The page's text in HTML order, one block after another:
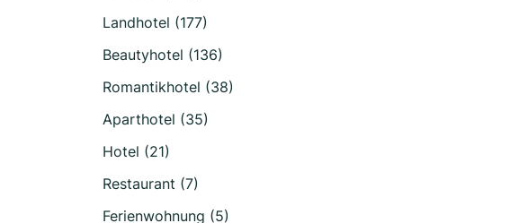
Landhotel (177)
Beautyhotel (136)
Romantikhotel (38)
Aparthotel (35)
Hotel (21)
Restaurant (7)
Ferienwohnung (5)